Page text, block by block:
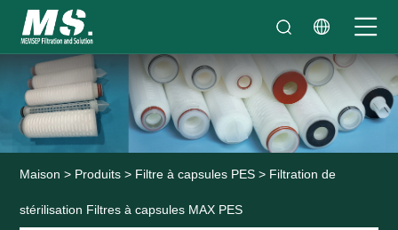
Maison > Produits > Filtre à capsules PES > Filtration de
stérilisation Filtres à capsules MAX PES